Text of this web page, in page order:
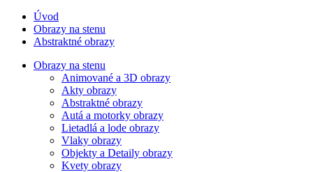
Úvod
Obrazy na stenu
Abstraktné obrazy
Obrazy na stenu
Animované a 3D obrazy
Akty obrazy
Abstraktné obrazy
Autá a motorky obrazy
Lietadlá a lode obrazy
Vlaky obrazy
Objekty a Detaily obrazy
Kvety obrazy